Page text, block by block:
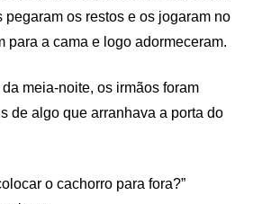
pegaram os restos e os jogaram no
para a cama e logo adormeceram.
meia-noite, os irmãos foram
de algo que arranhava a porta do
o cachorro para fora?”